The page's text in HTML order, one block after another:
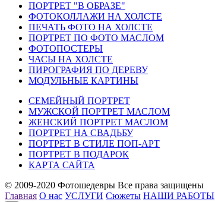
ПОРТРЕТ "В ОБРАЗЕ"
ФОТОКОЛЛАЖИ НА ХОЛСТЕ
ПЕЧАТЬ ФОТО НА ХОЛСТЕ
ПОРТРЕТ ПО ФОТО МАСЛОМ
ФОТОПОСТЕРЫ
ЧАСЫ НА ХОЛСТЕ
ПИРОГРАФИЯ ПО ДЕРЕВУ
МОДУЛЬНЫЕ КАРТИНЫ
СЕМЕЙНЫЙ ПОРТРЕТ
МУЖСКОЙ ПОРТРЕТ МАСЛОМ
ЖЕНСКИЙ ПОРТРЕТ МАСЛОМ
ПОРТРЕТ НА СВАДЬБУ
ПОРТРЕТ В СТИЛЕ ПОП-АРТ
ПОРТРЕТ В ПОДАРОК
КАРТА САЙТА
© 2009-2020 Фотошедевры Все права защищены
Главная О нас УСЛУГИ Сюжеты НАШИ РАБОТЫ